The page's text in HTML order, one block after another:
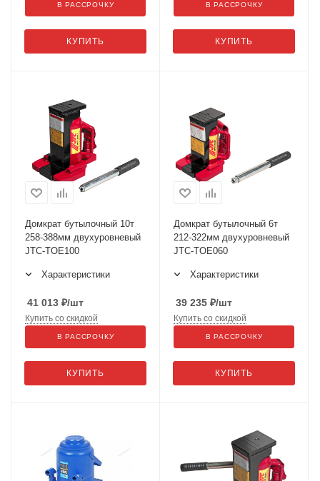
КУПИТЬ
В РАССРОЧКУ
КУПИТЬ
В РАССРОЧКУ
Домкрат бутылочный 10т
258-388мм двухуровневый
JTC-TOE100
Характеристики
41 013 ₽/шт
КУПИТЬ
Купить со скидкой
В РАССРОЧКУ
Домкрат бутылочный 6т
212-322мм двухуровневый
JTC-TOE060
Характеристики
39 235 ₽/шт
КУПИТЬ
Купить со скидкой
В РАССРОЧКУ